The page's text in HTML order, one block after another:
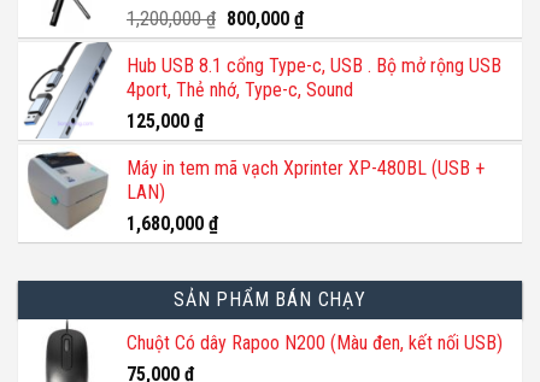
được
chọn
trên
phẩm
110,000 ₫.
1,200,000₫ Giá
gốc
là:
1,200,000 ₫.
800,000 ₫Giá
hiện
tại
là:
Hub USB 8.1 cổng Type-c, USB . Bộ mở rộng USB
4port, Thẻ nhớ, Type-c, Sound
125,000 ₫
Máy in tem mã vạch Xprinter XP-480BL (USB +
LAN)
1,680,000 ₫
SẢN PHẨM BÁN CHẠY
Chuột Có dây Rapoo N200 (Màu đen, kết nối USB)
75,000 ₫